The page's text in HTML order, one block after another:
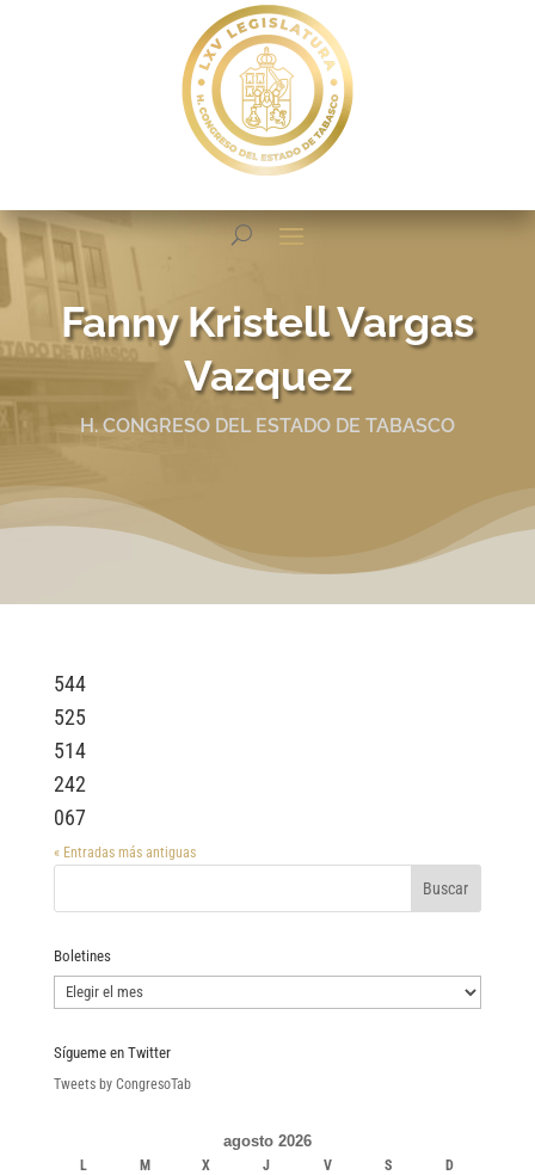
Fanny Kristell Vargas
Vazquez
H. CONGRESO DEL ESTADO DE TABASCO
544
525
514
242
067
« Entradas más antiguas
Boletines
Boletines
Sígueme en Twitter
Tweets by CongresoTab
agosto 2026
L M X J V S
D